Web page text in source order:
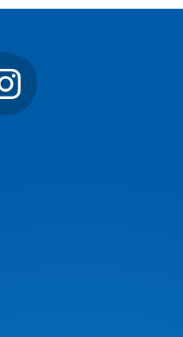
Instagram